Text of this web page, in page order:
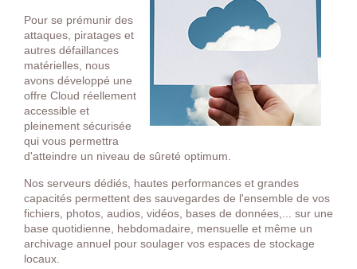
Pour se prémunir des
attaques, piratages et
autres défaillances
matérielles, nous
avons développé une
offre Cloud réellement
accessible et
pleinement sécurisée
qui vous permettra
d'atteindre un niveau de sûreté optimum.
Nos serveurs dédiés, hautes performances et grandes
capacités permettent des sauvegardes de l'ensemble de vos
fichiers, photos, audios, vidéos, bases de données,... sur une
base quotidienne, hebdomadaire, mensuelle et même un
archivage annuel pour soulager vos espaces de stockage
locaux.